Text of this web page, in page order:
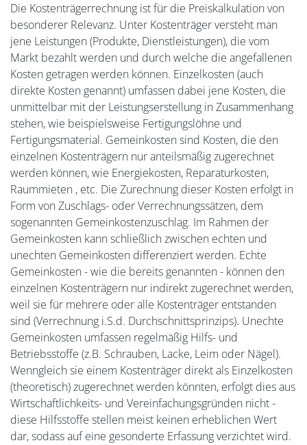
Die Kostenträgerrechnung ist für die Preiskalkulation von
besonderer Relevanz. Unter Kostenträger versteht man
jene Leistungen (Produkte, Dienstleistungen), die vom
Markt bezahlt werden und durch welche die angefallenen
Kosten getragen werden können. Einzelkosten (auch
direkte Kosten genannt) umfassen dabei jene Kosten, die
unmittelbar mit der Leistungserstellung in Zusammenhang
stehen, wie beispielsweise Fertigungslöhne und
Fertigungsmaterial. Gemeinkosten sind Kosten, die den
einzelnen Kostenträgern nur anteilsmäßig zugerechnet
werden können, wie Energiekosten, Reparaturkosten,
Raummieten , etc. Die Zurechnung dieser Kosten erfolgt in
Form von Zuschlags- oder Verrechnungssätzen, dem
sogenannten Gemeinkostenzuschlag. Im Rahmen der
Gemeinkosten kann schließlich zwischen echten und
unechten Gemeinkosten differenziert werden. Echte
Gemeinkosten - wie die bereits genannten - können den
einzelnen Kostenträgern nur indirekt zugerechnet werden,
weil sie für mehrere oder alle Kostenträger entstanden
sind (Verrechnung i.S.d. Durchschnittsprinzips). Unechte
Gemeinkosten umfassen regelmäßig Hilfs- und
Betriebsstoffe (z.B. Schrauben, Lacke, Leim oder Nägel).
Wenngleich sie einem Kostenträger direkt als Einzelkosten
(theoretisch) zugerechnet werden könnten, erfolgt dies aus
Wirtschaftlichkeits- und Vereinfachungsgründen nicht -
diese Hilfsstoffe stellen meist keinen erheblichen Wert
dar, sodass auf eine gesonderte Erfassung verzichtet wird.